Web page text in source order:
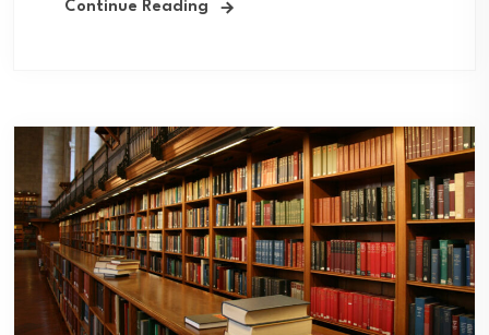
Continue Reading